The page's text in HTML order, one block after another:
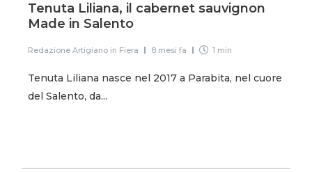
Tenuta Liliana, il cabernet sauvignon
Made in Salento
Redazione Artigiano in Fiera 8 mesi fa 1 min
Tenuta Liliana nasce nel 2017 a Parabita, nel cuore
del Salento, da...